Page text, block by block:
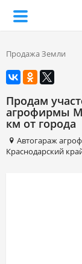
Продажа Земли
Продам
агрофирмы
км от города
Автогараж
Краснодарский